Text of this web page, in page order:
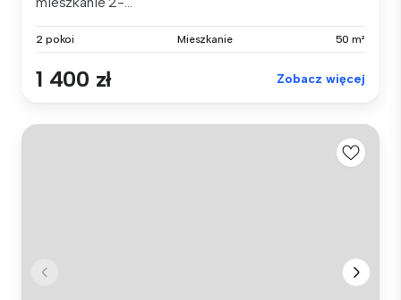
2 pokoi Mieszkanie 50 m²
1 400 zł Zobacz więcej